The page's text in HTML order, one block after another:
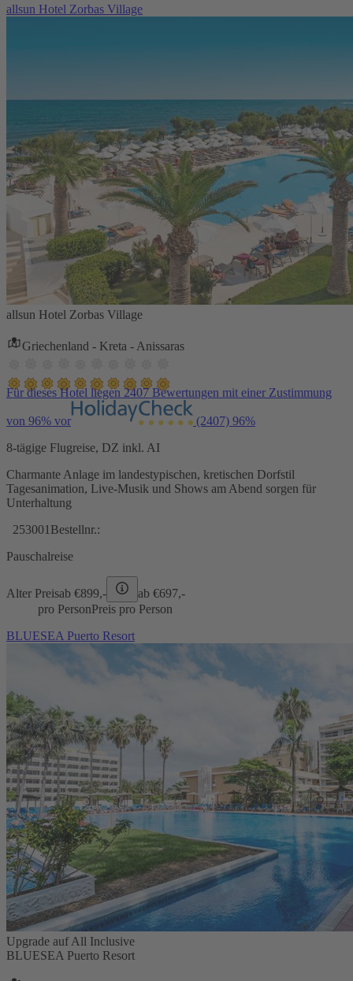
allsun Hotel Zorbas Village
allsun Hotel Zorbas Village
Griechenland - Kreta - Anissaras
Für dieses Hotel liegen 2407 Bewertungen mit einer Zustimmung
von 96% vor (2407) 96%
8-tägige Flugreise, DZ inkl. AI
Charmante Anlage im landestypischen, kretischen Dorfstil
Tagesanimation, Live-Musik und Shows am Abend sorgen für
Unterhaltung
253001 Bestellnr.:
Pauschalreise
Alter Preisab €899,- ab €697,-
pro PersonPreis pro Person
BLUESEA Puerto Resort
Upgrade auf All Inclusive
BLUESEA Puerto Resort